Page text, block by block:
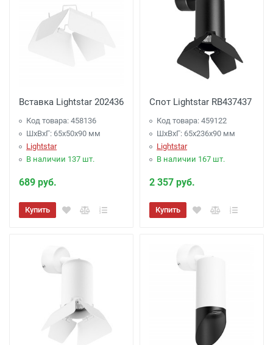
Вставка Lightstar 202436
Код товара: 458136
ШхВхГ: 65x50x90 мм
Lightstar
В наличии 137 шт.
689 руб.
Купить
Спот Lightstar RB437437
Код товара: 459122
ШхВхГ: 65x236x90 мм
Lightstar
В наличии 167 шт.
2 357 руб.
Купить